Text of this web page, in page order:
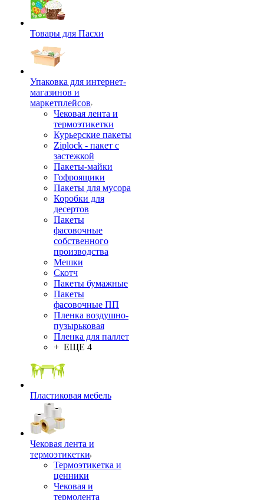
Товары для Пасхи
Упаковка для интернет-
магазинов и
маркетплейсов
Чековая лента и
термоэтикетки
Курьерские пакеты
Ziplock - пакет с
застежкой
Пакеты-майки
Гофроящики
Пакеты для мусора
Коробки для
десертов
Пакеты
фасовочные
собственного
производства
Мешки
Скотч
Пакеты бумажные
Пакеты
фасовочные ПП
Пленка воздушно-
пузырьковая
Пленка для паллет
+ ЕЩЕ 4
Пластиковая мебель
Чековая лента и
термоэтикетки
Термоэтикетка и
ценники
Чековая и
термолента